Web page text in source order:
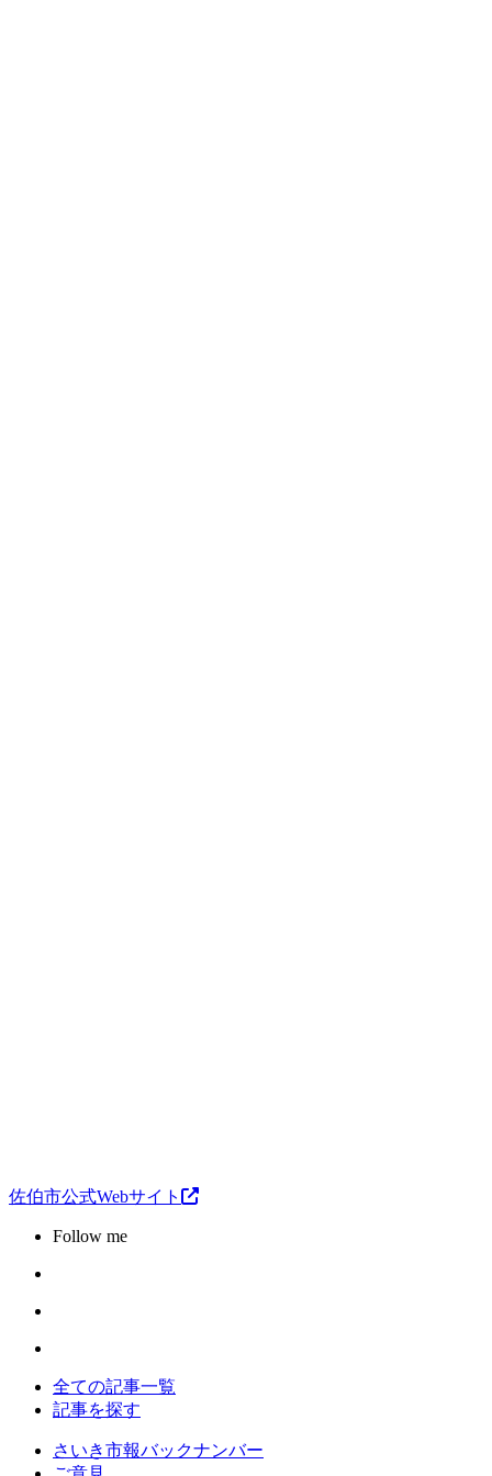
佐伯市公式Webサイト
Follow me
全ての記事一覧
記事を探す
さいき市報バックナンバー